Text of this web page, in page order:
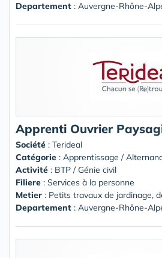
Departement : Auvergne-Rhône-
Apprenti Ouvrier
Société : Terideal
Catégorie : Apprentissage /
Activité : BTP / Génie civil
Filiere : Services à la personne
Metier : Petits travaux de jardinage,
Departement : Auvergne-Rhône-